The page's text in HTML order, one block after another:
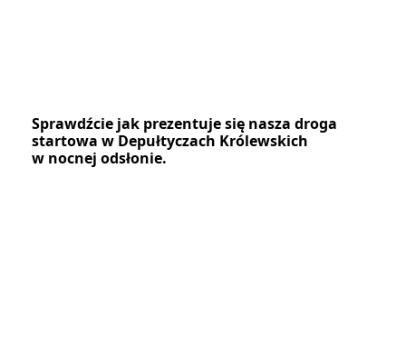
Sprawdźcie jak prezentuje się nasza droga
startowa w Depułtyczach Królewskich
w nocnej odsłonie.